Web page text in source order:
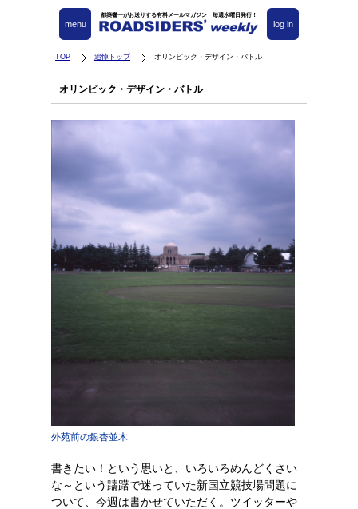
都築響一がお送りする有料メールマガジン 毎週水曜日発行！
log in
menu
TOP 追悼トップ オリンピック・デザイン・バトル
オリンピック・デザイン・バトル
外苑前の銀杏並木
書きたい！という思いと、いろいろめんどくさい
な～という躊躇で迷っていた新国立競技場問題に
ついて、今週は書かせていただく。ツイッターや